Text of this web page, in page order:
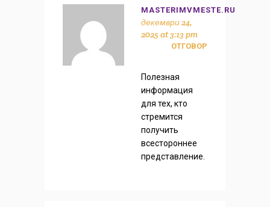
MASTERIMVMESTE.RU
декември 24,
2025 at 3:13 pm
ОТГОВОР
Полезная
информация
для тех, кто
стремится
получить
всестороннее
представление.